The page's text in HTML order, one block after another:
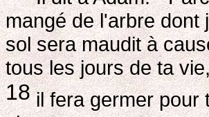
mangé de l'arbre dont
sol sera maudit à
tous les jours de ta
18il fera germer pour